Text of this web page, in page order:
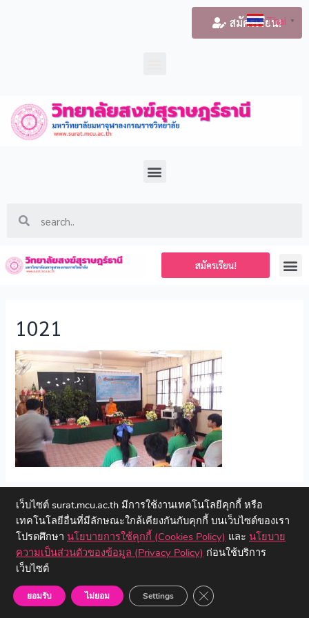
สมัครเรียน!
สมัครเรียน!
1021
←Previous ไฟล์สื่อ
Copyright © 2023 วิทยาลัยสงฆ์สุราษฎร์ธานี | มหาวิทยาลัยมหาจุฬา
ลงกรณราชวิทยาลัย
Thai ▼
เว็บไซต์ surat.mcu.ac.th มีการใช้งานเทคโนโลยีคุกกี้ หรือ
เทคโนโลยีอื่นที่มีลักษณะใกล้เคียงกันกับคุกกี้ บนเว็บไซต์ของเรา
โปรดศึกษา นโยบายการใช้คุกกี้ (Cookies Policy) และ นโยบาย
ความเป็นส่วนตัวของข้อมูล (Privacy Policy) ก่อนใช้บริการ
เว็บไซต์
ยอมรับ ไม่ยอม Settings Close GDPR Cookie